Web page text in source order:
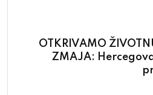
OTKRIVAMO
ZMAJA: